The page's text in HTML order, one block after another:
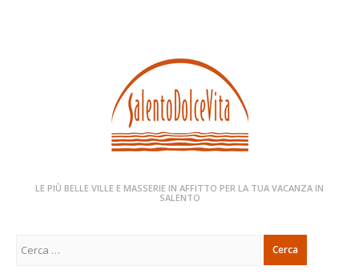
LE PIÙ BELLE VILLE E MASSERIE IN AFFITTO PER LA TUA VACANZA IN
SALENTO
per: